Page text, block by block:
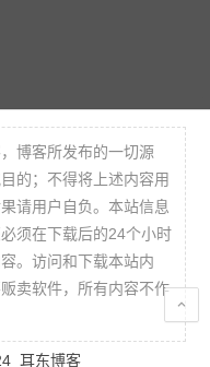
博客所发布的一切源
的；不得将上述内容用
请用户自负。本站信息
须在下载后的24个小时
。访问和下载本站内
卖软件，所有内容不作
耳东博客